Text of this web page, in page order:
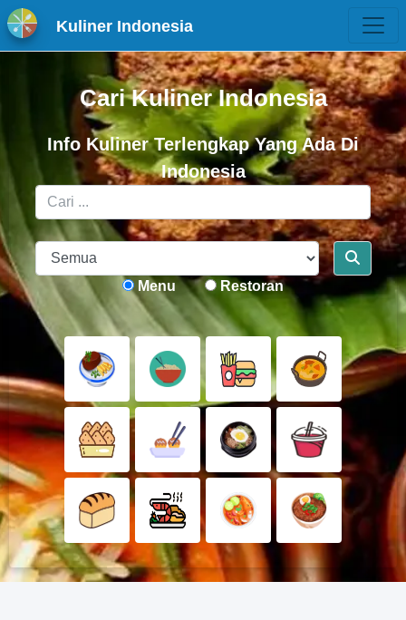
Kuliner Indonesia
Cari Kuliner Indonesia
Info Kuliner Terlengkap Yang Ada Di
Indonesia
Menu Restoran